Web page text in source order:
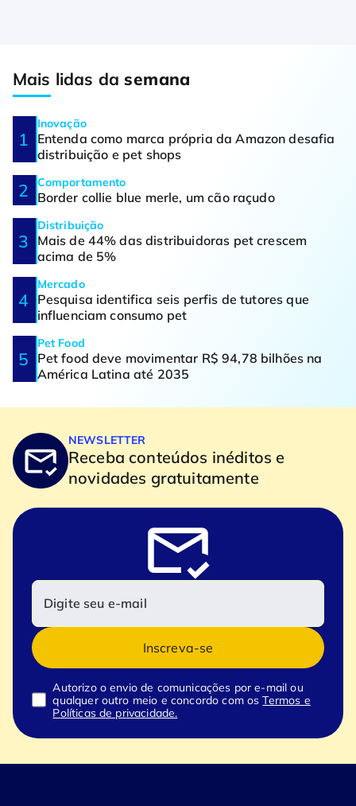
Mais lidas dasemana
Inovação
Entenda como marca própria da Amazon desafia
distribuição e pet shops
Comportamento
Border collie blue merle, um cão raçudo
Distribuição
Mais de 44% das distribuidoras pet crescem
acima de 5%
Mercado
Pesquisa identifica seis perfis de tutores que
influenciam consumo pet
Pet Food
Pet food deve movimentar R$ 94,78 bilhões na
América Latina até 2035
NEWSLETTER
Receba conteúdos inéditos e
novidades gratuitamente
Inscreva-se
Autorizo o envio de comunicações por e-mail ou
qualquer outro meio e concordo com osTermos e
Políticas de privacidade.